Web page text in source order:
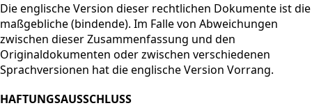
Die englische Version dieser rechtlichen Dokumente ist die
maßgebliche (bindende). Im Falle von Abweichungen
zwischen dieser Zusammenfassung und den
Originaldokumenten oder zwischen verschiedenen
Sprachversionen hat die englische Version Vorrang.
HAFTUNGSAUSSCHLUSS